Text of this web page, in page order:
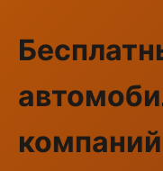
компаний